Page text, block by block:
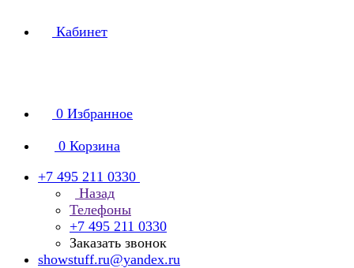
Кабинет
0 Избранное
0 Корзина
+7 495 211 0330
Назад
Телефоны
+7 495 211 0330
Заказать звонок
showstuff.ru@yandex.ru